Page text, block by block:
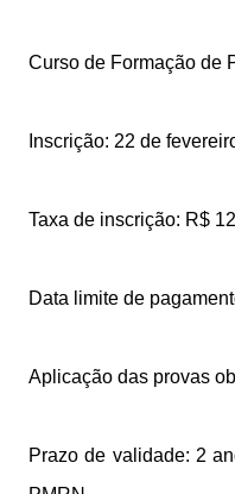
Curso de Formação de
Inscrição: 22 de
Taxa de inscrição: R$
Data limite de
Aplicação das provas
Prazo de validade: 2